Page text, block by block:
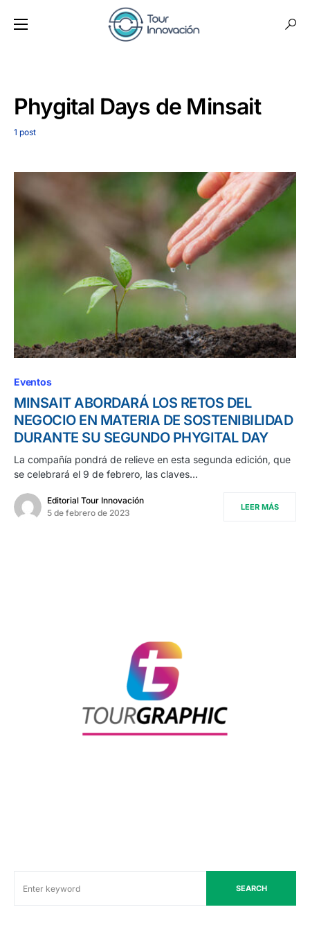
Phygital Days de Minsait
1 post
Eventos
MINSAIT ABORDARÁ LOS RETOS DEL
NEGOCIO EN MATERIA DE SOSTENIBILIDAD
DURANTE SU SEGUNDO PHYGITAL DAY
La compañía pondrá de relieve en esta segunda edición, que
se celebrará el 9 de febrero, las claves…
Editorial Tour Innovación
5 de febrero de 2023
LEER MÁS
SEARCH